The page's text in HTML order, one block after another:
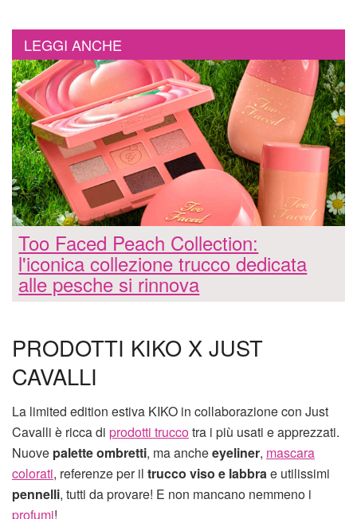
LEGGI ANCHE
Too Faced Peach Collection:
l'iconica collezione trucco dedicata
alle pesche si rinnova
PRODOTTI KIKO X JUST
CAVALLI
La limited edition estiva KIKO in collaborazione con Just
Cavalli è ricca di prodotti truccotra i più usati e apprezzati.
Nuove palette ombretti, ma ancheeyeliner, mascara
colorati, referenze per il trucco viso e labbrae utilissimi
pennelli, tutti da provare! E non mancano nemmeno i
profumi!